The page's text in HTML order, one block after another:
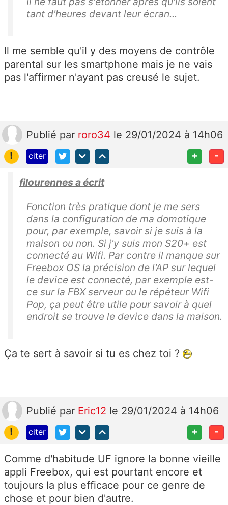
tant d'heures devant leur écran...
Il me semble qu'il y des moyens de contrôle
parental sur les smartphone mais je ne vais
pas l'affirmer n'ayant pas creusé le sujet.
Publié par roro34 le 29/01/2024 à 14h06
!
citer + -
filourennes a écrit
Fonction très pratique dont je me sers
dans la configuration de ma domotique
pour, par exemple, savoir si je suis à la
maison ou non. Si j'y suis mon S20+ est
connecté au Wifi. Par contre il manque sur
Freebox OS la précision de l'AP sur lequel
le device est connecté, par exemple est-
ce sur la FBX serveur ou le répéteur Wifi
Pop, ça peut être utile pour savoir à quel
endroit se trouve le device dans la maison.
Ça te sert à savoir si tu es chez toi ?
Publié par Eric12 le 29/01/2024 à 14h06
!
citer + -
Comme d'habitude UF ignore la bonne vieille
appli Freebox, qui est pourtant encore et
toujours la plus efficace pour ce genre de
chose et pour bien d'autre.